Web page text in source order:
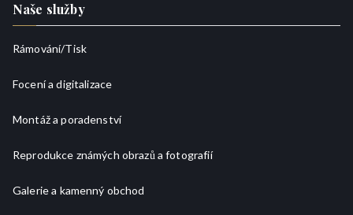
Naše služby
Rámování/Tisk
Focení a digitalizace
Montáž a poradenství
Reprodukce známých obrazů a fotografií
Galerie a kamenný obchod